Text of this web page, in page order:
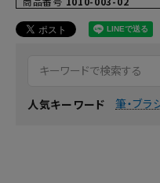
人気キーワード 筆・ブラ